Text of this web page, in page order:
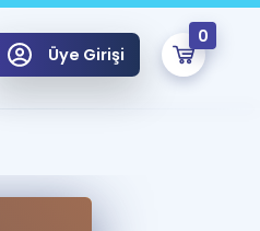
Üye Girişi
0